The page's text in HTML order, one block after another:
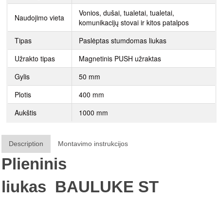
Naudojimo vieta
Vonios, dušai, tualetai, tualetai,
komunikacijų stovai ir kitos patalpos
Tipas
Paslėptas stumdomas liukas
Užrakto tipas
Magnetinis PUSH užraktas
Gylis
50 mm
Plotis
400 mm
Aukštis
1000 mm
Description Montavimo instrukcijos
Plieninis
liukas BAULUKE ST